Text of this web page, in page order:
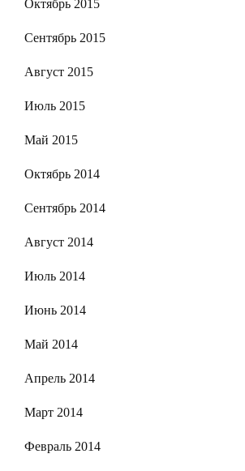
Октябрь 2015
Сентябрь 2015
Август 2015
Июль 2015
Май 2015
Октябрь 2014
Сентябрь 2014
Август 2014
Июль 2014
Июнь 2014
Май 2014
Апрель 2014
Март 2014
Февраль 2014